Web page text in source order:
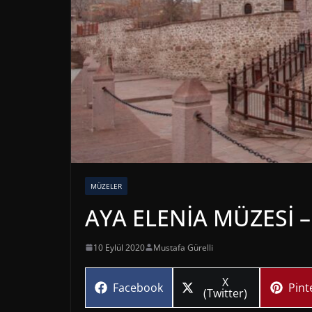
MÜZELER
AYA ELENİA MÜZESİ
10 Eylül 2020 Mustafa Gürelli
Share
Facebook Share
on
X
(Twitter)